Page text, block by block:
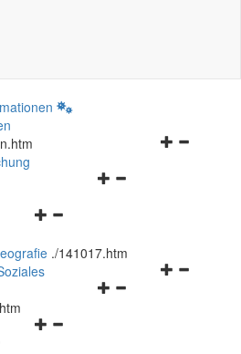
Navigationsmenü
Navigationsmenü
und
schließen
./141017.htm
Navigationsmenü
Navigationsmenü